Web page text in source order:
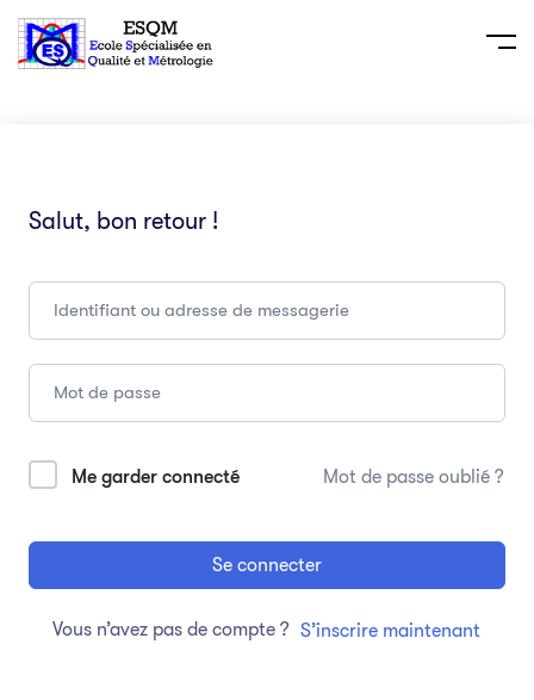
Salut, bon retour !
Me garder connecté Mot de passe oublié ?
Se connecter
Vous n’avez pas de compte ? S’inscrire maintenant